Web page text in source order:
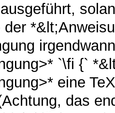
der
`\fi {`
eine
das